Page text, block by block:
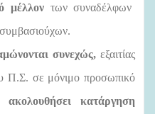
μέλλον των συναδέλφων
συνεχώς, εξαιτίας
Π.Σ. σε μόνιμο προσωπικό
ακολουθήσει κατάργηση